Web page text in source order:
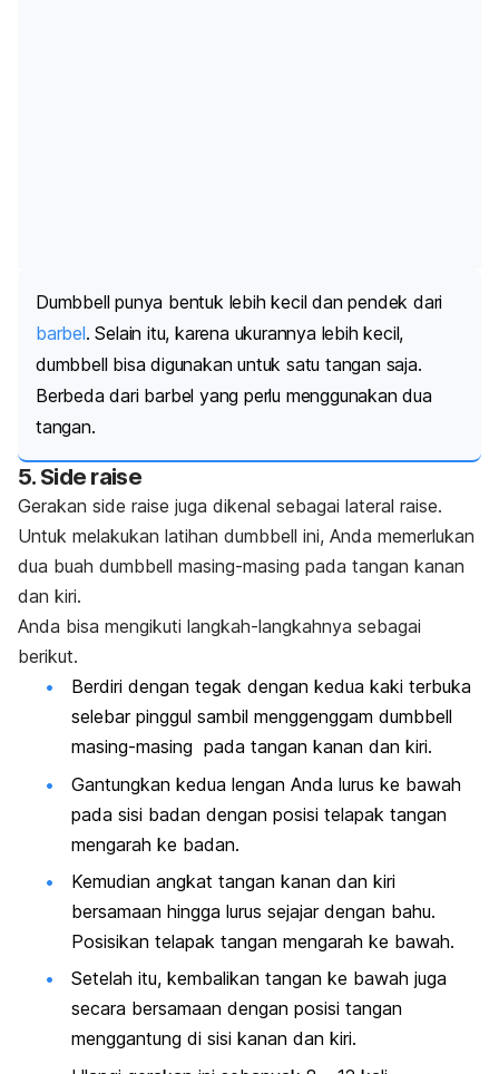
Dumbbellpunya bentuk lebih kecil dan pendek dari
barbel. Selain itu, karena ukurannya lebih kecil,
dumbbell bisa digunakan untuk satu tangan saja.
Berbeda dari barbel yang perlu menggunakan dua
tangan.
5. Side raise
Gerakan side raise juga dikenal sebagai lateral raise.
Untuk melakukan latihan dumbbell ini, Anda memerlukan
dua buah dumbbell masing-masing pada tangan kanan
dan kiri.
Anda bisa mengikuti langkah-langkahnya sebagai
berikut.
Berdiri dengan tegak dengan kedua kaki terbuka
selebar pinggul sambil menggenggam dumbbell
masing-masing pada tangan kanan dan kiri.
Gantungkan kedua lengan Anda lurus ke bawah
pada sisi badan dengan posisi telapak tangan
mengarah ke badan.
Kemudian angkat tangan kanan dan kiri
bersamaan hingga lurus sejajar dengan bahu.
Posisikan telapak tangan mengarah ke bawah.
Setelah itu, kembalikan tangan ke bawah juga
secara bersamaan dengan posisi tangan
menggantung di sisi kanan dan kiri.